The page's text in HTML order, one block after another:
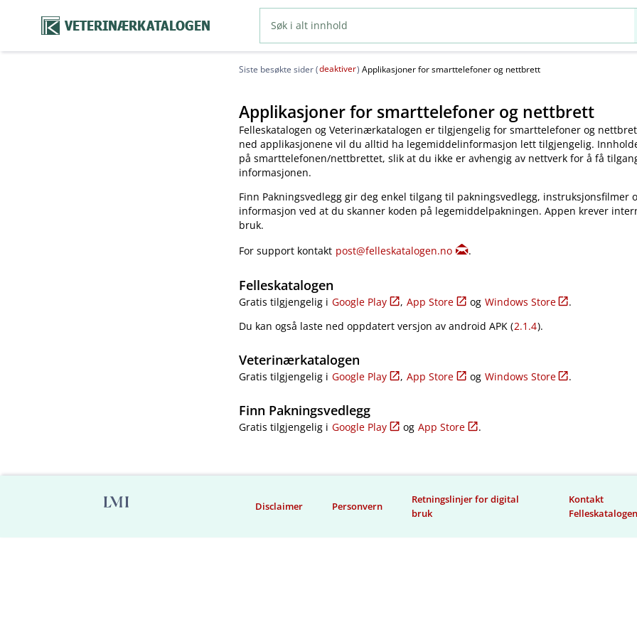
VETERINÆRKATALOGEN
Siste besøkte sider (deaktiver) Applikasjoner for smarttelefoner og nettbrett
Applikasjoner for smarttelefoner og nettbrett
Felleskatalogen og Veterinærkatalogen er tilgjengelig for smarttelefoner og
ned applikasjonene vil du alltid ha legemiddelinformasjon lett tilgjengelig.
på smarttelefonen​/​nettbrettet, slik at du ikke er avhengig av nettverk for å få
informasjonen.
Finn Pakningsvedlegg gir deg enkel tilgang til pakningsvedlegg, instruksjonsfilmer
informasjon ved at du skanner koden på legemiddelpakningen. Appen krever
bruk.
For support kontakt post@felleskatalogen.no .
Felleskatalogen
Gratis tilgjengelig i Google Play , App Store og Windows Store
.
Du kan også laste ned oppdatert versjon av android APK (2.1.4).
Veterinærkatalogen
Gratis tilgjengelig i Google Play , App Store og Windows Store .
Finn Pakningsvedlegg
Gratis tilgjengelig i Google Play og App Store .
Disclaimer Personvern
Retningslinjer for digital
bruk
Kontakt
Felleskatalogen